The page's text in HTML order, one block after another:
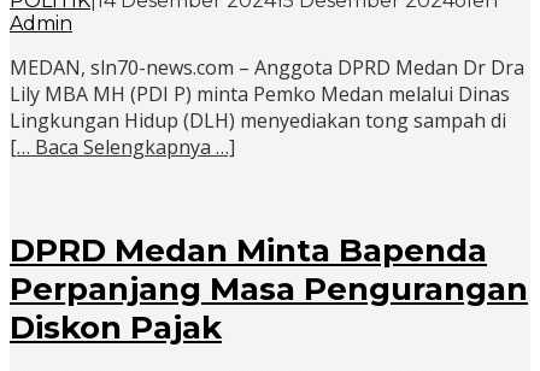
Admin
MEDAN, sln70-news.com – Anggota DPRD Medan Dr Dra
Lily MBA MH (PDI P) minta Pemko Medan melalui Dinas
Lingkungan Hidup (DLH) menyediakan tong sampah di
[… Baca Selengkapnya …]
DPRD Medan Minta Bapenda
Perpanjang Masa Pengurangan
Diskon Pajak